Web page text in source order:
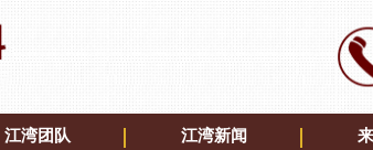
江湾团队 江湾新闻